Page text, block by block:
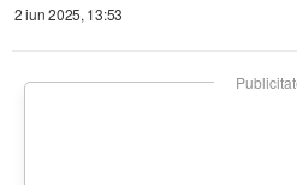
2 iun 2025, 13:53